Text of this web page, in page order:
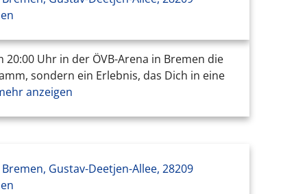
20:00 Uhr in der ÖVB-Arena in Bremen die
sondern ein Erlebnis, das Dich in eine
anzeigen
Bremen, Gustav-Deetjen-Allee, 28209